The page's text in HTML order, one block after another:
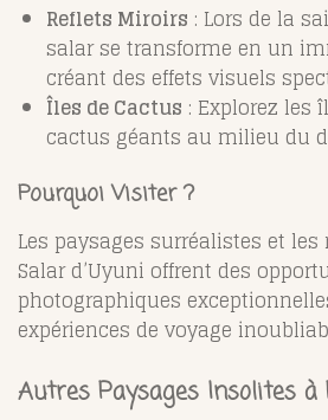
Reflets Miroirs : Lors de la
salar se transforme en un
créant des effets visuels
Îles de Cactus : Explorez les
cactus géants au milieu du
Pourquoi Visiter ?
Les paysages surréalistes et
Salar d’Uyuni offrent des
photographiques
expériences de voyage
Autres Paysages Insolites à